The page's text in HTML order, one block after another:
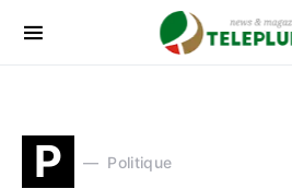
P Politique